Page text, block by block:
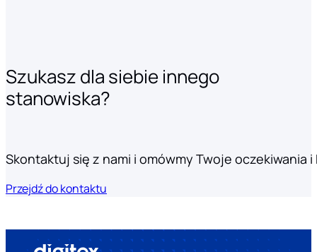
Szukasz dla siebie innego
stanowiska?
Skontaktuj się z nami i omówmy Twoje oczekiwania
Przejdź do kontaktu